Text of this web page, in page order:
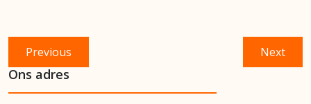
Bericht
navigatie
Previous
post:
NextNext
post:
Ons adres